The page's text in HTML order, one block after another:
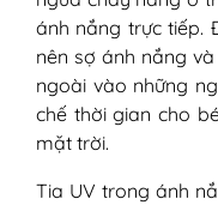
ánh nắng trực tiếp.
nên sợ ánh nắng
ngoài vào những
chế thời gian cho
mặt trời.
Tia UV trong ánh